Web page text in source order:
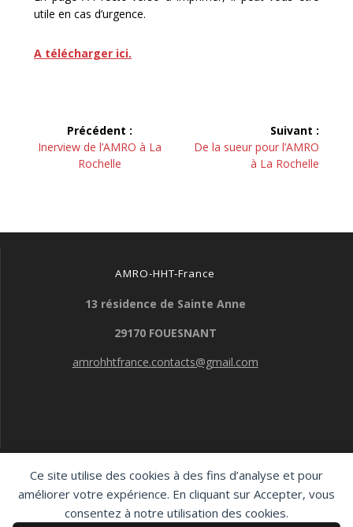
utile en cas d’urgence.
A télécharger ici.
Navigation
de
Précédent :
Article
précédent :
Inerview de l’AMRO à La
Rochelle
Suivant :
Article
De la sueur pour l’AMRO
à La Rochelle
AMRO-HHT-France
13 résidence de Sainte Anne
29170 FOUESNANT
amrohhtfrance.contacts@gmail.com
AMRO-HHT-France
Ce site utilise des cookies à des fins d’analyse et pour
améliorer votre expérience. En cliquant sur Accepter, vous
consentez à notre utilisation des cookies.